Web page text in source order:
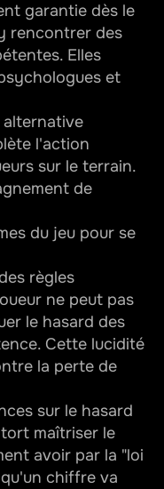
garantie dès le
rencontrer des
Elles
et
l'action
sur le terrain.
de
du jeu pour se
règles
ne peut pas
le hasard des
Cette lucidité
la perte de
sur le hasard
maîtriser le
avoir par la "loi
chiffre va